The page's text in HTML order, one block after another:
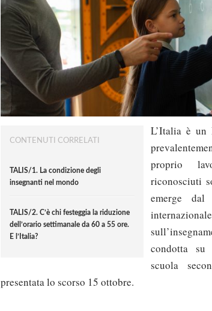
CONTENUTI CORRELATI
TALIS/1. La condizione degli
insegnanti nel mondo
TALIS/2. C’è chi festeggia la riduzione
dell’orario settimanale da 60 a 55 ore.
E l’Italia?
L’Italia è un
proprio
riconosciuti
emerge
condotta
scuola
presentata lo scorso 15 ottobre.